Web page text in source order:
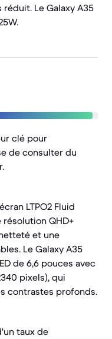
Le Galaxy A35
clé pour
de consulter du
LTPO2 Fluid
résolution QHD+
et une
Le Galaxy A35
de 6,6 pouces avec
pixels), qui
contrastes profonds.
taux de